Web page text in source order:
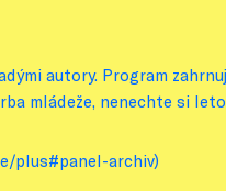
autory. Program
mládeže, nenechte si
plus#panel-archiv)